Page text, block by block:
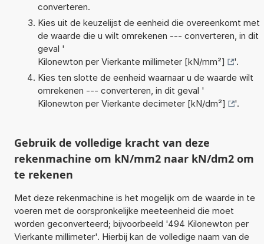
converteren.
Kies uit de keuzelijst de eenheid die overeenkomt met
de waarde die u wilt omrekenen --- converteren, in dit
geval '
Kilonewton per Vierkante millimeter [kN/mm²]
'.
Kies ten slotte de eenheid waarnaar u de waarde wilt
omrekenen --- converteren, in dit geval '
Kilonewton per Vierkante decimeter [kN/dm²]
'.
Gebruik de volledige kracht van deze
rekenmachine om kN/mm2 naar kN/dm2 om
te rekenen
Met deze rekenmachine is het mogelijk om de waarde in te
voeren met de oorspronkelijke meeteenheid die moet
worden geconverteerd; bijvoorbeeld '494 Kilonewton per
Vierkante millimeter'. Hierbij kan de volledige naam van de